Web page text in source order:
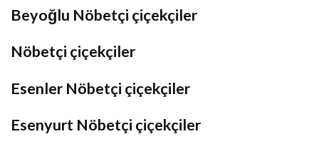
Beyoğlu Nöbetçi çiçekçiler
Nöbetçi çiçekçiler
Esenler Nöbetçi çiçekçiler
Esenyurt Nöbetçi çiçekçiler